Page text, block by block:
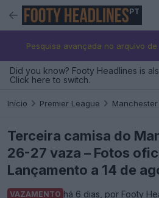
PT
Pesquisa avançada no arquivo de
Did you know? Footy Headlines is
Click here to switch.
Início Premier League
Terceira camisa do
26-27 vaza – Fotos
Lançamento a 14 de
VAZAMENTO há 6 dias, por Footy